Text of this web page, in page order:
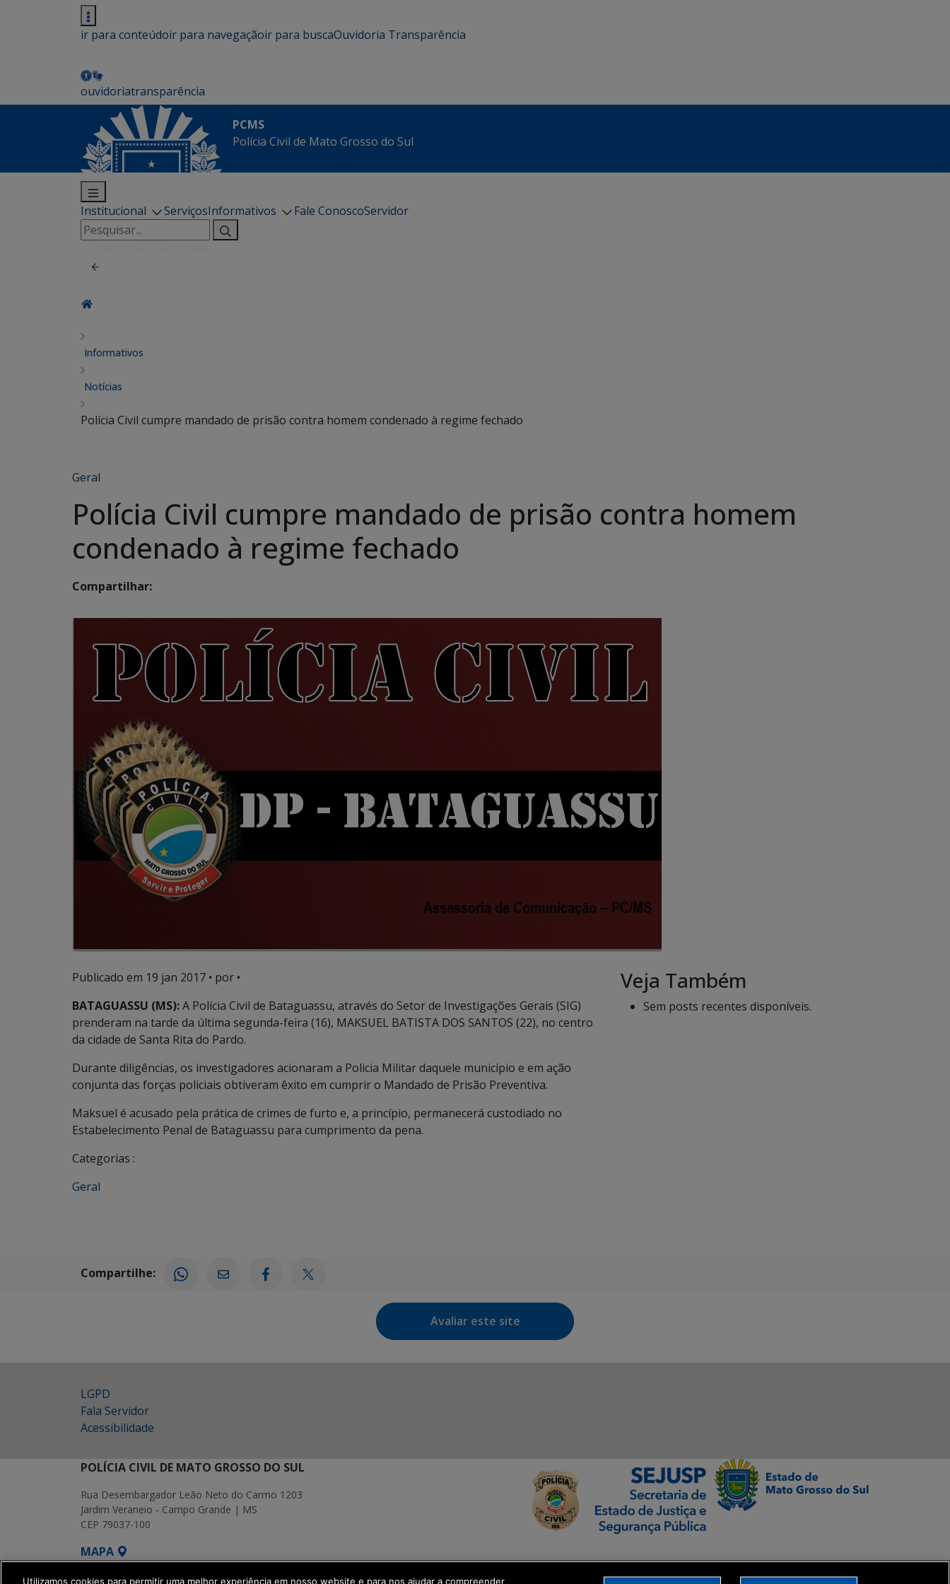
ir para conteúdoir para navegaçãoir para buscaOuvidoria Transparência
ouvidoriatransparência
PCMS
Polícia Civil de Mato Grosso do Sul
Institucional ServiçosInformativos Fale ConoscoServidor
Pesquisar
por:
Informativos
Notícias
Polícia Civil cumpre mandado de prisão contra homem condenado à regime fechado
Geral
Polícia Civil cumpre mandado de prisão contra homem
condenado à regime fechado
Compartilhar:
Publicado em 19 jan 2017 • por •
BATAGUASSU (MS):A Polícia Civil de Bataguassu, através do Setor de Investigações Gerais (SIG)
prenderam na tarde da última segunda-feira (16), MAKSUEL BATISTA DOS SANTOS (22), no centro
da cidade de Santa Rita do Pardo.
Durante diligências, os investigadores acionaram a Policia Militar daquele município e em ação
conjunta das forças policiais obtiveram êxito em cumprir o Mandado de Prisão Preventiva.
Maksuel é acusado pela prática de crimes de furto e, a princípio, permanecerá custodiado no
Estabelecimento Penal de Bataguassu para cumprimento da pena.
Categorias :
Geral
Veja Também
Sem posts recentes disponíveis.
Compartilhe:
Avaliar este site
LGPD
Fala Servidor
Acessibilidade
POLÍCIA CIVIL DE MATO GROSSO DO SUL
Rua Desembargador Leão Neto do Carmo 1203
Jardim Veraneio - Campo Grande | MS
CEP 79037-100
MAPA
SETDIG | Secretaria-Executiva de Transformação Digital
Utilizamos cookies para permitir uma melhor experiência em nosso website e para nos ajudar a compreender